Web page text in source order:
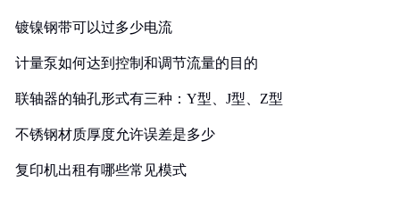
镀镍钢带可以过多少电流
计量泵如何达到控制和调节流量的目的
联轴器的轴孔形式有三种：Y型、J型、Z型
不锈钢材质厚度允许误差是多少
复印机出租有哪些常见模式